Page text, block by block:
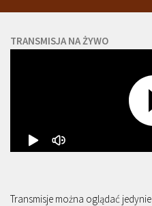
TRANSMISJA NA ŻYWO
Transmisje można oglądać jedynie